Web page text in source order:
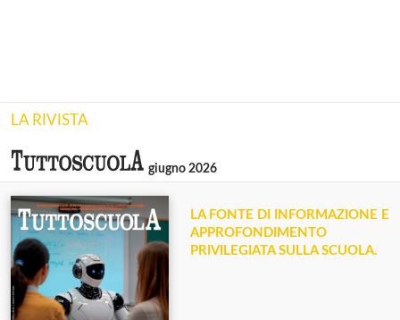
LA RIVISTA
giugno 2026
LA FONTE DI INFORMAZIONE E
APPROFONDIMENTO
PRIVILEGIATA SULLA SCUOLA.